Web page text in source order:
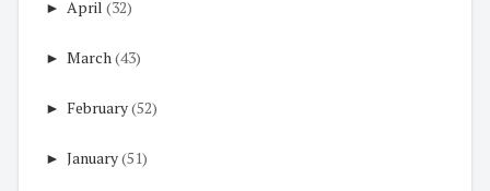
► April (32)
► March(43)
► February(52)
► January(51)